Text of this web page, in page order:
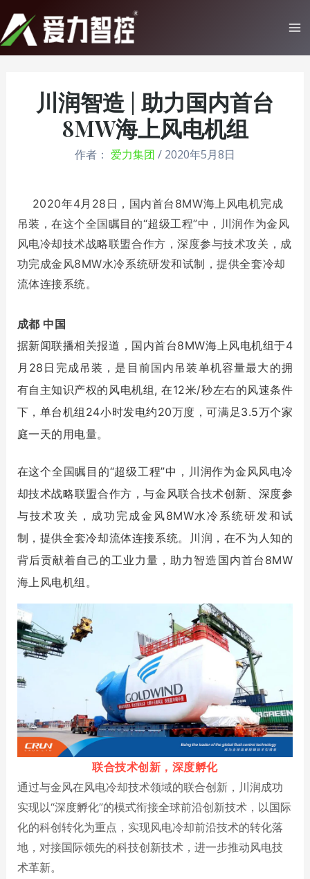
至
内
川润智造 | 助力国内首台
8MW海上风电机组
作者： 爱力集团 / 2020年5月8日
2020年4月28日 ，国内首台8MW海上风电机完成
吊装，在这个全国瞩目的“超级工程”中，川润作为金风
风电冷却技术战略联盟合作方，深度参与技术攻关，成
功完成金风8MW水冷系统研发和试制，提供全套冷却
流体连接系统。
成都 中国
据新闻联播相关报道，国内首台8MW海上风电机组于4
月28日完成吊装，是目前国内吊装单机容量最大的拥
有自主知识产权的风电机组, 在12米/秒左右的风速条件
下，单台机组24小时发电约20万度，可满足3.5万个家
庭一天的用电量。
在这个全国瞩目的“超级工程”中，川润作为金风风电冷
却技术战略联盟合作方，与金风联合技术创新、深度参
与技术攻关，成功完成金风8MW水冷系统研发和试
制，提供全套冷却流体连接系统。川润，在不为人知的
背后贡献着自己的工业力量，助力智造国内首台8MW
海上风电机组。
联合技术创新，深度孵化
通过与金风在风电冷却技术领域的联合创新，川润成功
实现以“深度孵化”的模式衔接全球前沿创新技术，以国际
化的科创转化为重点，实现风电冷却前沿技术的转化落
地，对接国际领先的科技创新技术，进一步推动风电技
术革新。